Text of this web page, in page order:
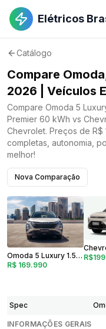
Elétricos
Catálogo
Compare
2026 | Veículos
Compare Omoda 5
Premier 60 kWh vs
Chevrolet. Preços de R$
completas, autonomia,
melhor!
Nova Comparação
Omoda 5 Luxury 1.5 Turbo
R$ 169.990
Spec
INFORMAÇÕES GERAIS